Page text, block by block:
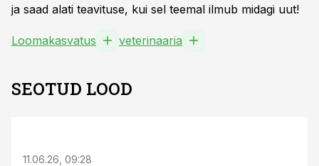
ja saad alati teavituse, kui sel teemal ilmub midagi uut!
Loomakasvatus veterinaaria
SEOTUD LOOD
11.06.26, 09:28